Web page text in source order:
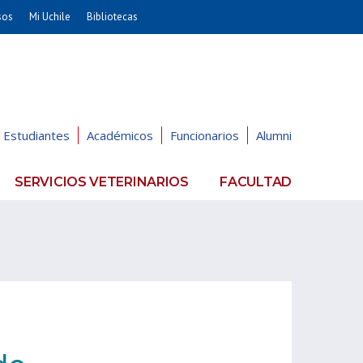
Cs. Sociales
Economía y Negocios
Mi Uchile Bibliotecas
Estudiantes Académicos Funcionarios Alumni
SERVICIOS VETERINARIOS FACULTAD